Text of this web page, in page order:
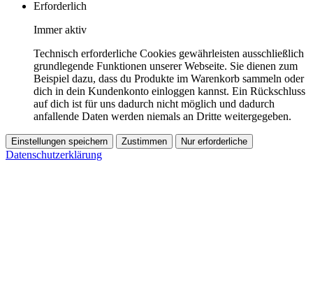
Erforderlich
Immer aktiv
Technisch erforderliche Cookies gewährleisten ausschließlich
grundlegende Funktionen unserer Webseite. Sie dienen zum
Beispiel dazu, dass du Produkte im Warenkorb sammeln oder
dich in dein Kundenkonto einloggen kannst. Ein Rückschluss
auf dich ist für uns dadurch nicht möglich und dadurch
anfallende Daten werden niemals an Dritte weitergegeben.
Einstellungen speichern Zustimmen Nur erforderliche
Datenschutzerklärung